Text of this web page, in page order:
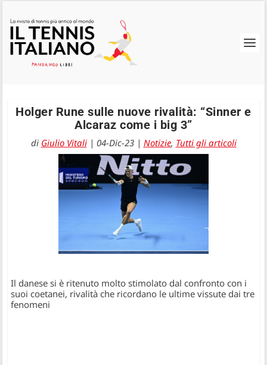
Holger Rune sulle nuove rivalità: “Sinner e
Alcaraz come i big 3”
di Giulio Vitali| 04-Dic-23| Notizie, Tutti gli articoli
Il danese si è ritenuto molto stimolato dal confronto con i
suoi coetanei, rivalità che ricordano le ultime vissute dai tre
fenomeni